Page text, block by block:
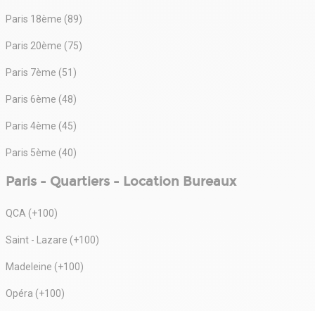
Paris 18ème (89)
Paris 20ème (75)
Paris 7ème (51)
Paris 6ème (48)
Paris 4ème (45)
Paris 5ème (40)
Paris - Quartiers - Location Bureaux
QCA (+100)
Saint - Lazare (+100)
Madeleine (+100)
Opéra (+100)